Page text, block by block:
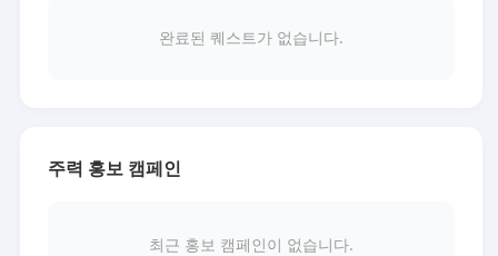
완료된 퀘스트가 없습니다.
주력 홍보 캠페인
최근 홍보 캠페인이 없습니다.